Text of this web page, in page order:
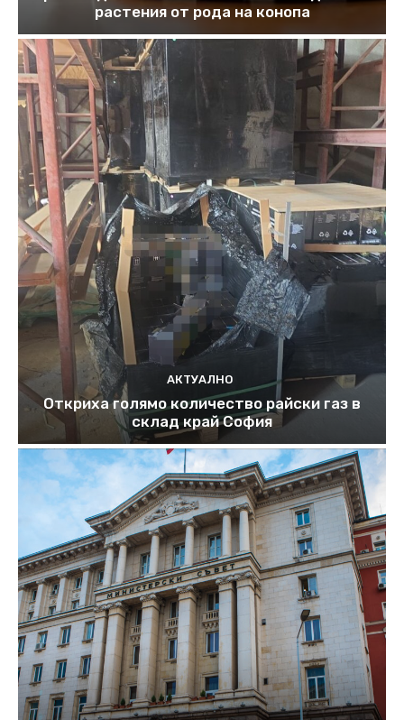
растения от рода на конопа
АКТУАЛНО
Откриха голямо количество райски газ в
склад край София